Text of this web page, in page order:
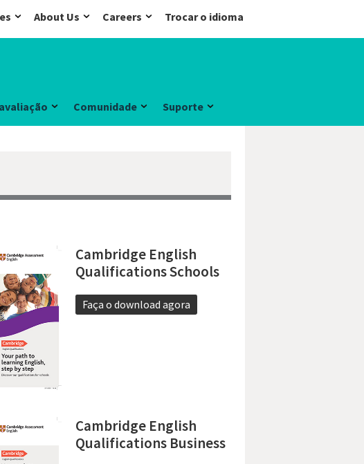
About Us Careers Trocar o idioma
Comunidade Suporte
Cambridge English
Qualifications Schools
Faça o download agora
Cambridge English
Qualifications Business